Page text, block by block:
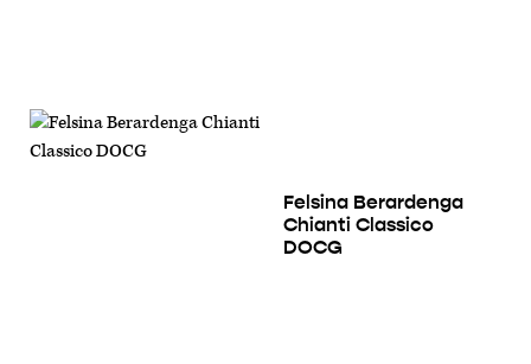
Felsina Berardenga
Chianti Classico
DOCG